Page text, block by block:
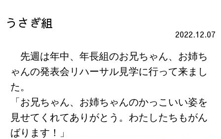
うさぎ組
2022.12.07
先週は年中、年長組のお兄ちゃん、お姉ち
ゃんの発表会リハーサル見学に行って来まし
た。
「お兄ちゃん、お姉ちゃんのかっこいい姿を
見せてくれてありがとう。わたしたちもがん
ばります！」